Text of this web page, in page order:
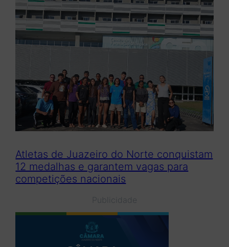
Atletas de Juazeiro do Norte conquistam
12 medalhas e garantem vagas para
competições nacionais
Publicidade